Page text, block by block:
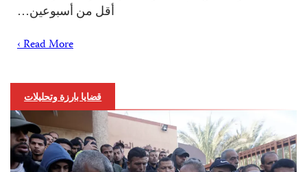
أقل من أسبوعين…
Read More ›
قضايا بارزة وتحليلات